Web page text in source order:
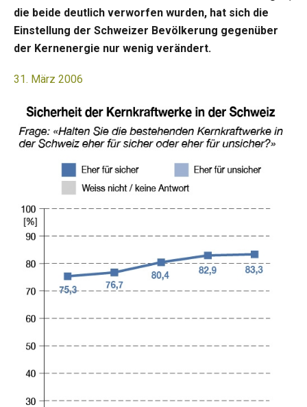
die beide deutlich verworfen wurden, hat sich die
Einstellung der Schweizer Bevölkerung gegenüber
der Kernenergie nur wenig verändert.
31. März 2006